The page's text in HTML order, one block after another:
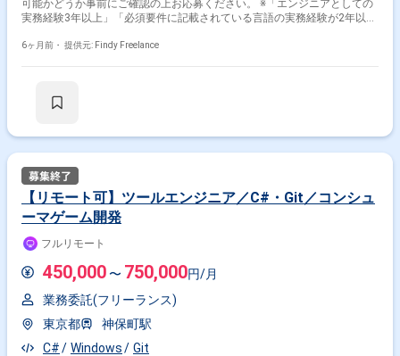
可能かどうか事前にご確認の上お応募ください。 ※「エンジニアとしての
実務経験3年以上」「必須要件に記載されている言語の実務経験が2年以
本語が母国語の方」の方が対象です ※20代〜40代の経験者が望ましい案件
ンダー連携
6ヶ月前・ 提供元: Findy Freelance
【リモート可】ツールエンジニア／C#・Git／コンシュ
ーマゲーム開発
フルリモート
450,000 〜 750,000円/月
業務委託(フリーランス)
東京都
神保町駅
C#
Windows
Git